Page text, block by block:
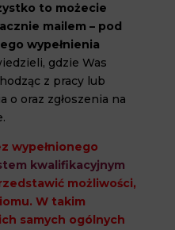
to możecie
mailem – pod
wypełnienia
gdzie Was
z pracy lub
o oraz zgłoszenia na
wypełnionego
kwalifikacyjnym
możliwości,
W takim
samych ogólnych